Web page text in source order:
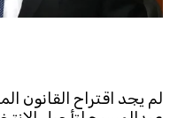
لم يجد اقتراح القانون